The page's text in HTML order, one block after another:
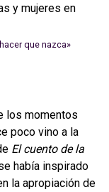
y mujeres en
los momentos
poco vino a la
El cuento de la
había inspirado
la apropiación de